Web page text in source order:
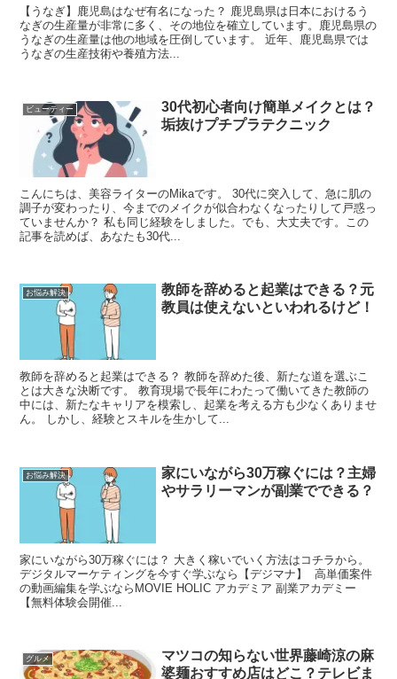
【うなぎ】鹿児島はなぜ有名になった？ 鹿児島県は日本におけるう
なぎの生産量が非常に多く、その地位を確立しています。鹿児島県の
うなぎの生産量は他の地域を圧倒しています。 近年、鹿児島県では
うなぎの生産技術や養殖方法...
ビューティー
30代初心者向け簡単メイクとは？
垢抜けプチプラテクニック
こんにちは、美容ライターのMikaです。 30代に突入して、急に肌の
調子が変わったり、今までのメイクが似合わなくなったりして戸惑っ
ていませんか？ 私も同じ経験をしました。でも、大丈夫です。この
記事を読めば、あなたも30代...
お悩み解決
教師を辞めると起業はできる？元
教員は使えないといわれるけど！
教師を辞めると起業はできる？ 教師を辞めた後、新たな道を選ぶこ
とは大きな決断です。 教育現場で長年にわたって働いてきた教師の
中には、新たなキャリアを模索し、起業を考える方も少なくありませ
ん。 しかし、経験とスキルを生かして...
お悩み解決
家にいながら30万稼ぐには？主婦
やサラリーマンが副業でできる？
家にいながら30万稼ぐには？ 大きく稼いでいく方法はコチラから。
デジタルマーケティングを今すぐ学ぶなら【デジマナ】 高単価案件
の動画編集を学ぶならMOVIE HOLIC アカデミア 副業アカデミー
【無料体験会開催...
グルメ
マツコの知らない世界藤崎涼の麻
婆麺おすすめ店はどこ？テレビま